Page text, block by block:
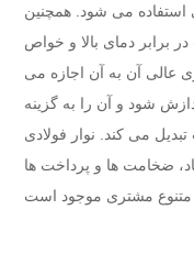
می شود. همچنین
برابر دمای بالا و خواص
عالی آن به آن اجازه می
شود و آن را به گزینه
می کند. نوار فولادی
ضخامت ها و پرداخت ها